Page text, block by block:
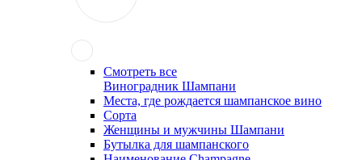
Смотреть все
Виноградник Шампани
Места, где рождается шампанское вино
Сорта
Женщины и мужчины Шампани
Бутылка для шампанского